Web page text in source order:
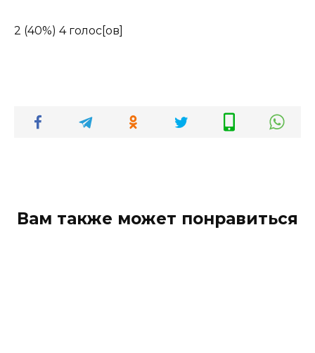
2 (40%) 4голос[ов]
Вам также может понравиться